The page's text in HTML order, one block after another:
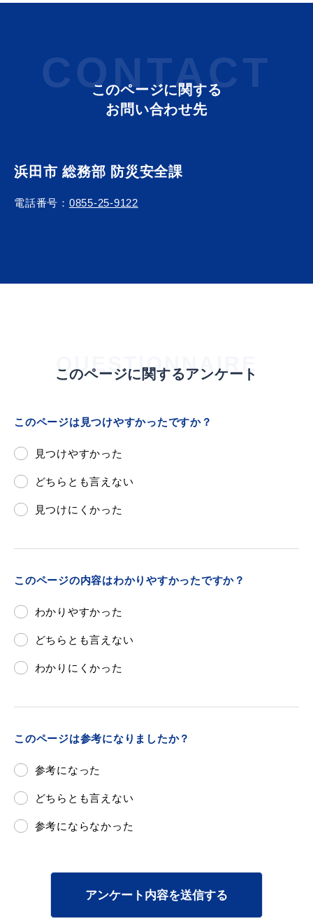
ごみ・リサイクル
防災・消防
公共交通・
敬老福祉乗車券
公共施設
防災・防犯メール
目的別の
申請書
ダウンロード
電子申請
CONTACT
このページに関する
お問い合わせ先
浜田市 総務部 防災安全課
電話番号： 0855-25-9122
QUESTIONNAIRE
このページに関するアンケート
このページは見つけやすかったですか？
見つけやすかった
どちらとも言えない
見つけにくかった
このページの内容はわかりやすかったですか？
わかりやすかった
どちらとも言えない
わかりにくかった
このページは参考になりましたか？
参考になった
どちらとも言えない
参考にならなかった
アンケート内容を送信する